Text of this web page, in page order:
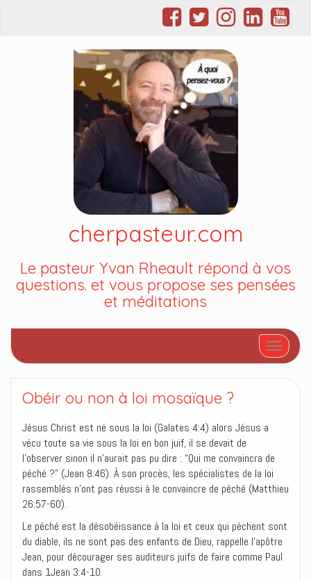
cherpasteur.com
Le pasteur Yvan Rheault répond à vos
questions. et vous propose ses pensées
et méditations
Afficher/
Obéir ou non à loi mosaïque ?
Jésus Christ est né sous la loi (Galates 4:4) alors Jésus a
vécu toute sa vie sous la loi en bon juif, il se devait de
l’observer sinon il n’aurait pas pu dire : “Qui me convaincra de
péché ?” (Jean 8:46). À son procès, les spécialistes de la loi
rassemblés n’ont pas réussi à le convaincre de péché (Matthieu
26:57-60).
Le péché est la désobéissance à la loi et ceux qui pèchent sont
du diable, ils ne sont pas des enfants de Dieu, rappelle l’apôtre
Jean, pour décourager ses auditeurs juifs de faire comme Paul
dans 1Jean 3:4-10.